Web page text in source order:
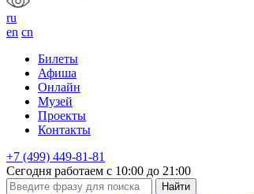
ru
en cn
Билеты
Афиша
Онлайн
Музей
Проекты
Контакты
+7 (499) 449-81-81
Сегодня работаем с 10:00 до 21:00